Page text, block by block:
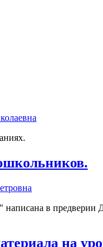
написана в
на